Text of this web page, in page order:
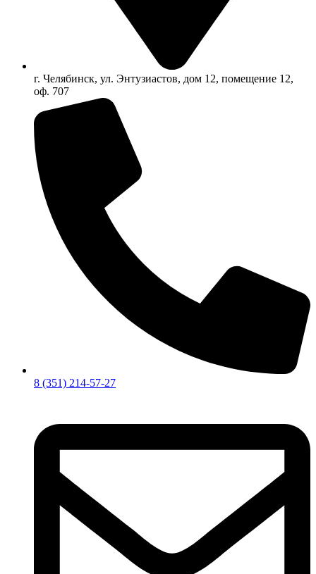
г. Челябинск, ул. Энтузиастов, дом 12, помещение 12,
оф. 707
8 (351) 214-57-27